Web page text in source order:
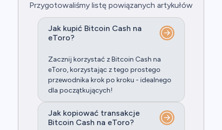
Przygotowaliśmy listę powiązanych artykułów
Jak kupić Bitcoin Cash na
eToro?
Zacznij korzystać z Bitcoin Cash na
eToro, korzystając z tego prostego
przewodnika krok po kroku - idealnego
dla początkujących!
Jak kopiować transakcje
Bitcoin Cash na eToro?